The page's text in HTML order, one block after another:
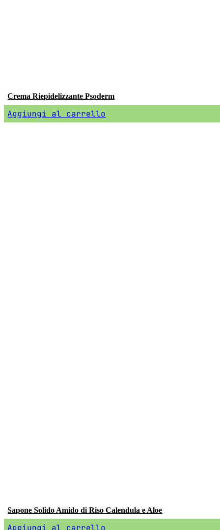
Crema Riepidelizzante Psoderm
Aggiungi al carrello
Sapone Solido Amido di Riso Calendula e Aloe
Aggiungi al carrello